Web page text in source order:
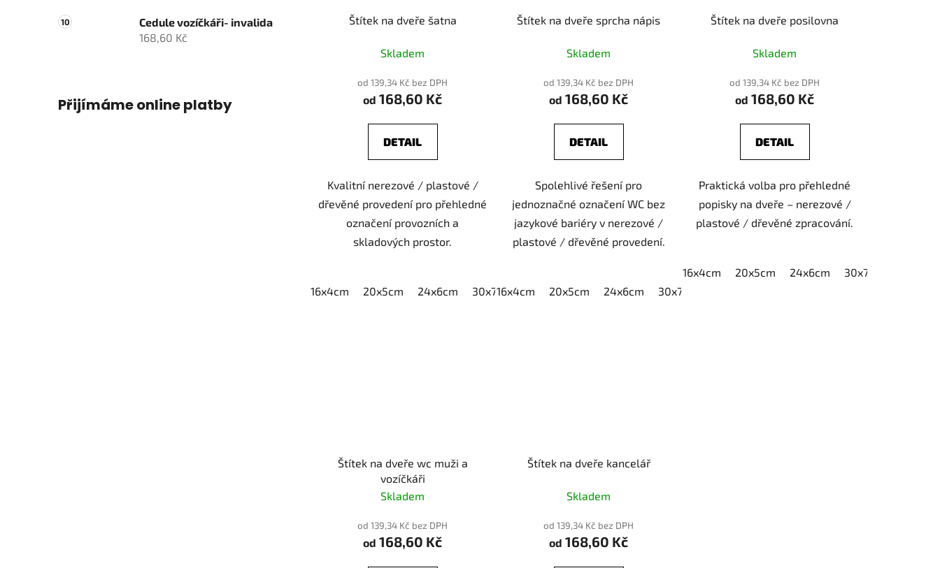
Cedule vozíčkáři- invalida
168,60 Kč
Přijímáme online platby
Štítek na dveře šatna
Skladem
od 139,34 Kč bez DPH
od 168,60 Kč
DETAIL
Kvalitní nerezové / plastové /
dřevěné provedení pro přehledné
označení provozních a
skladových prostor.
16x4cm 20x5cm 24x6cm 30x7,5cm 40x10cm
Štítek na dveře sprcha nápis
Skladem
od 139,34 Kč bez DPH
od 168,60 Kč
DETAIL
Spolehlivé řešení pro
jednoznačné označení WC bez
jazykové bariéry v nerezové /
plastové / dřevěné provedení.
16x4cm 20x5cm 24x6cm 30x7,5cm
Štítek na dveře posilovna
Skladem
od 139,34 Kč bez DPH
od 168,60 Kč
DETAIL
Praktická volba pro přehledné
popisky na dveře – nerezové /
plastové / dřevěné zpracování.
16x4cm 20x5cm 24x6cm 30x7,5cm
Štítek na dveře wc muži a
vozíčkáři
Skladem
od 139,34 Kč bez DPH
od 168,60 Kč
Štítek na dveře kancelář
Skladem
od 139,34 Kč bez DPH
od 168,60 Kč